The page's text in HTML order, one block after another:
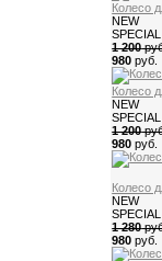
Колесо
NEW
SPECIAL
1 200
980 руб.
Колесо
NEW
SPECIAL
1 200
980 руб.
Колесо
NEW
SPECIAL
1 280
980 руб.